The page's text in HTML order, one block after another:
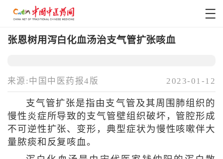
张恩树用泻白化血汤治支气管扩张咳血
来源:中国中医药报4版 2023-01-12
支气管扩张是指由支气管及其周围肺组织的
慢性炎症所导致的支气管壁组织破坏，管腔形成
不可逆性扩张、变形，典型症状为慢性咳嗽伴大
量脓痰和反复咳血。